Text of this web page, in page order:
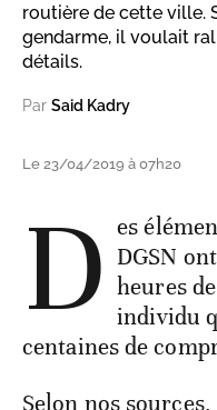
routière de cette ville.
gendarme, il voulait
détails.
Par Said Kadry
Le 23/04/2019 à 07h20
D es
DGSN
heures
individu
centaines de
Selon nos